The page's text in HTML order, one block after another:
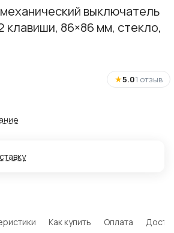
выключатель
клавиши, 86×86 мм, стекло,
★5.01 отзыв
Как купить Оплата